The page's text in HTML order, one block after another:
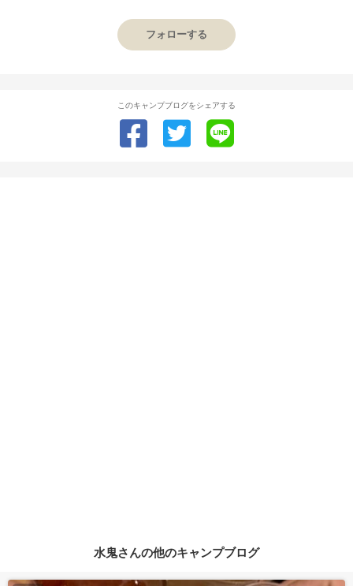
フォローする
このキャンプブログをシェアする
水鬼さんの他のキャンプブログ